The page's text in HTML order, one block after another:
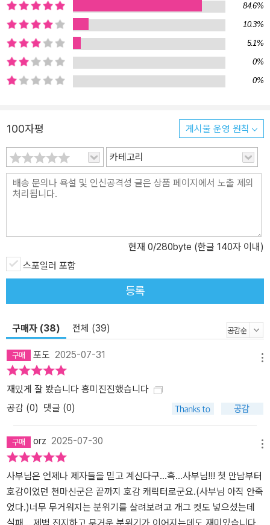
84.6%
10.3%
5.1%
0%
0%
100자평 게시물 운영 원칙
카테고리
현재 0/280byte (한글 140자 이내)
스포일러 포함
등록
구매자 (38) 전체 (39)
포도 2025-07-31
재밌게 잘 봤습니다 흥미진진했습니다
공감 (0) 댓글 (0)
orz 2025-07-30
사부님은 언제나 제자들을 믿고 계신다구...흑...사부님!!! 첫 만남부터
호감이었던 천마신군은 끝까지 호감 캐릭터로군요.(사부님 아직 안죽
었다.)너무 무거워지는 분위기를 살려보려고 개그 컷도 넣으셨는데